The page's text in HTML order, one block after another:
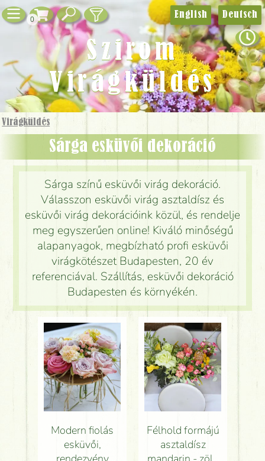
0
Virágküldés
Sárga esküvői dekoráció
Sárga színű esküvői virág dekoráció.
Válasszon esküvői virág asztaldísz és
esküvői virág dekorációink közül, és rendelje
meg egyszerűen online! Kiváló minőségű
alapanyagok, megbízható profi esküvői
virágkötészet Budapesten, 20 év
referenciával. Szállítás, esküvői dekoráció
Budapesten és környékén.
Modern fiolás
esküvői,
Félhold formájú
asztaldísz
English Deutsch
Szirom
Virágküldés